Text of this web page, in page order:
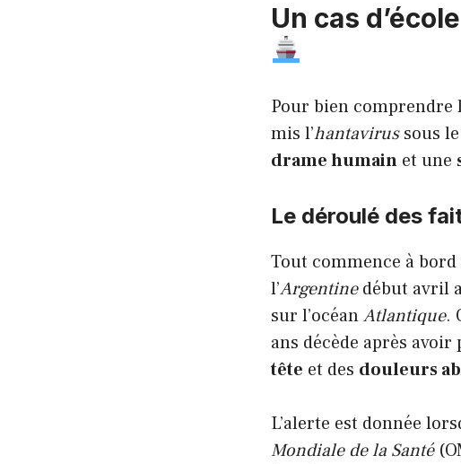
Un cas
Pour bien comprendre
mis l’hantavirussous
drame humain et une
Le déroulé des
Tout commence à
l’Argentinedébut avril
sur l’océanAtlantique.
ans décède après
tête et des douleurs
L’alerte est donnée
Mondiale de la Santé